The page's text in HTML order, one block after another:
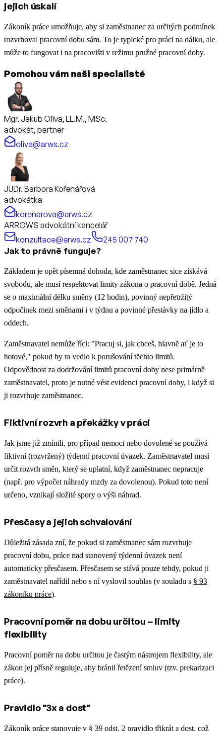
jejich úskalí
Zákoník práce umožňuje, aby si zaměstnanec za určitých podmínek
rozvrhoval pracovní dobu sám. To je typické pro práci na dálku, ale
může to fungovat i na pracovišti v režimu pružné pracovní doby.
Pomohou vám naši specialisté
Mgr. Jakub Oliva, LL.M., MSc.
advokát, partner
oliva@arws.cz
JUDr. Barbora Kořenářová
advokátka
korenarova@arws.cz
ARROWS advokátní kancelář
konzultace@arws.cz
245 007 740
Jak to právně funguje?
Základem je opět písemná dohoda, kde zaměstnanec sice získává
svobodu, ale musí respektovat limity zákona o pracovní době. Jedná
se o maximální délku směny (12 hodin), povinný nepřetržitý
odpočinek mezi směnami i v týdnu a povinné přestávky na jídlo a
oddech.
Zaměstnavatel nemůže říci: "Pracuj si, jak chceš, hlavně ať je to
hotové," pokud by to vedlo k porušování těchto limitů.
Odpovědnost za dodržování limitů pracovní doby nese primárně
zaměstnavatel, proto je nutné vést evidenci pracovní doby, i když si
ji rozvrhuje zaměstnanec.
Fiktivní rozvrh a překážky v práci
Jak jsme již zmínili, pro případ nemoci nebo dovolené se používá
fiktivní (rozvržený) týdenní pracovní úvazek. Zaměstnavatel musí
určit rozvrh směn, který se uplatní, když zaměstnanec nepracuje
(např. pro výpočet náhrady mzdy za dovolenou). Pokud toto není
určeno, vznikají složité spory o výši náhrad.
Přesčasy a jejich schvalování
Důležitá zásada zní, že pokud si zaměstnanec sám rozvrhuje
pracovní dobu, práce nad stanovený týdenní úvazek není
automaticky přesčasem. Přesčasem se stává pouze tehdy, pokud ji
zaměstnavatel nařídil nebo s ní vyslovil souhlas (v souladu s § 93
zákoníku práce).
Pracovní poměr na dobu určitou – limity
flexibility
Pracovní poměr na dobu určitou je častým nástrojem flexibility, ale
zákon jej přísně reguluje, aby bránil řetězení smluv (tzv. prekarizaci
práce).
Pravidlo "3x a dost"
Zákoník práce stanovuje v § 39 odst. 2 pravidlo třikrát a dost, což